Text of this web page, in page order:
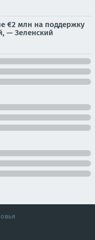
€2 млн на поддержку
— Зеленский